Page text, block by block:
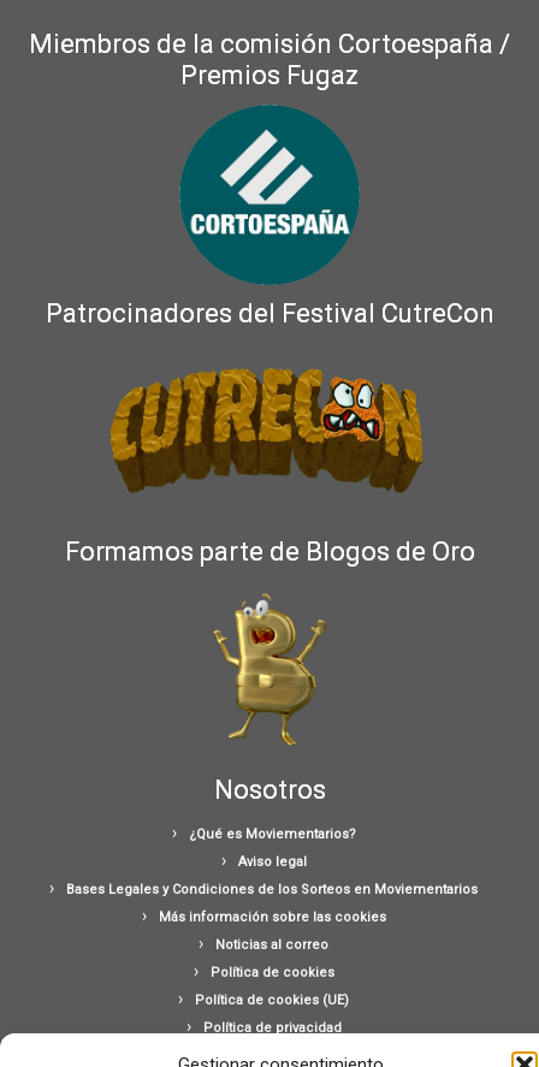
Miembros de la comisión Cortoespaña /
Premios Fugaz
Patrocinadores del Festival CutreCon
Formamos parte de Blogos de Oro
Nosotros
¿Qué es Moviementarios?
Aviso legal
Bases Legales y Condiciones de los Sorteos en Moviementarios
Más información sobre las cookies
Noticias al correo
Política de cookies
Política de cookies (UE)
Política de privacidad
Ponte en contacto con nosotros